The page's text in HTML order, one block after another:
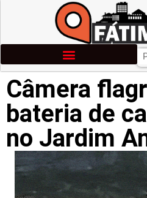
Câmera
bateria de
no Jardim